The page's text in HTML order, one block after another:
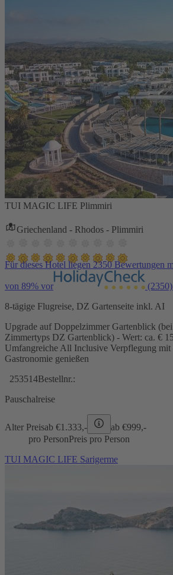
TUI MAGIC LIFE Plimmiri
Griechenland - Rhodos - Plimmiri
Für dieses Hotel liegen 2350 Bewertungen
von 89% vor (2350)
8-tägige Flugreise, DZ Gartenseite inkl. AI
Upgrade auf Doppelzimmer Gartenblick
Zimmertyps DZ Gartenblick) - Wert: ca. €
Umfangreiche All Inclusive Verpflegung
Gastronomie genießen
253514Bestellnr.:
Pauschalreise
Alter Preisab €1.333,- ab €999,-
pro PersonPreis pro Person
TUI MAGIC LIFE Sarigerme